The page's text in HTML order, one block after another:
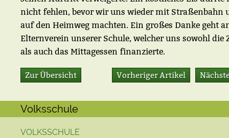
nicht fehlen, bevor wir uns wieder mit Straßenbahn
auf den Heimweg machten. Ein großes Danke geht
Elternverein unserer Schule, welcher uns sowohl die
als auch das Mittagessen finanzierte.
Vorheriger Artikel
Zur Übersicht
Volksschule
VOLKSSCHULE